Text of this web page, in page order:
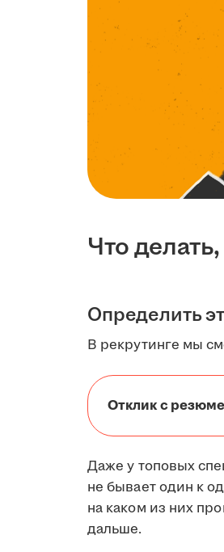
Что
Определить
В рекрутинге мы
Отклик с резюме
Даже у топовых
не бывает один к
на каком из них
дальше.